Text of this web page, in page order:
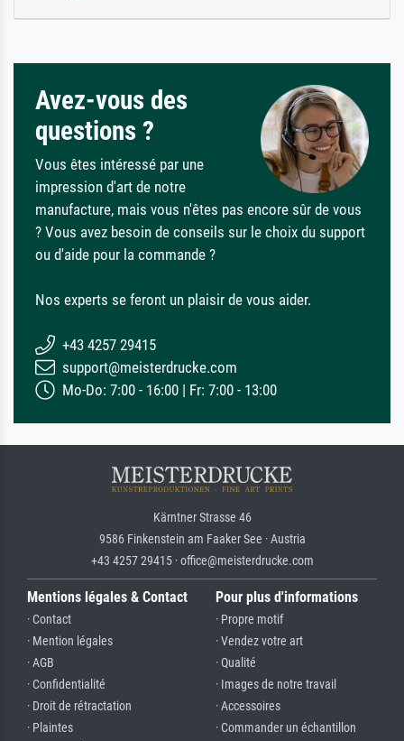
Avez-vous des
questions ?
Vous êtes intéressé par une
impression d'art de notre
manufacture, mais vous n'êtes pas encore sûr de vous
? Vous avez besoin de conseils sur le choix du support
ou d'aide pour la commande ?
Nos experts se feront un plaisir de vous aider.
+43 4257 29415
support@meisterdrucke.com
Mo-Do: 7:00 - 16:00 | Fr: 7:00 - 13:00
Kärntner Strasse 46
9586 Finkenstein am Faaker See · Austria
+43 4257 29415 · office@meisterdrucke.com
Mentions légales & Contact
· Contact
· Mention légales
· AGB
· Confidentialité
· Droit de rétractation
· Plaintes
Pour plus d'informations
· Propre motif
· Vendez votre art
· Qualité
· Images de notre travail
· Accessoires
· Commander un échantillon